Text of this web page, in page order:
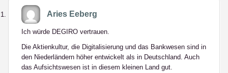
Aries Eeberg
Ich würde DEGIRO vertrauen.
Die Aktienkultur, die Digitalisierung und das Bankwesen sind in
den Niederländern höher entwickelt als in Deutschland. Auch
das Aufsichtswesen ist in diesem kleinen Land gut.